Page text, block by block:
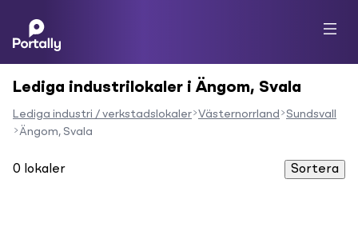
Lediga industrilokaler i Ängom, Svala
Lediga industri / verkstadslokaler Västernorrland
Sundsvall
Ängom, Svala
0 lokaler Sortera